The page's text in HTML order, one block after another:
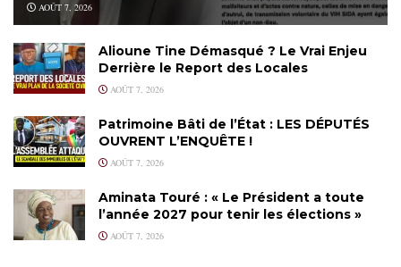
AOÛT 7, 2026
Alioune Tine Démasqué ? Le Vrai Enjeu
Derrière le Report des Locales
AOÛT 7, 2026
Patrimoine Bâti de l’État : LES DÉPUTÉS
OUVRENT L’ENQUÊTE !
AOÛT 7, 2026
Aminata Touré : « Le Président a toute
l’année 2027 pour tenir les élections »
AOÛT 7, 2026